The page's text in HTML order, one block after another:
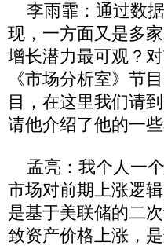
李雨霏：通过数
现，一方面又是多
增长潜力最可观？
《市场分析室》节
目，在这里我们请
请他介绍了他的一
孟亮：我个人一
市场对前期上涨逻
是基于美联储的二
致资产价格上涨，